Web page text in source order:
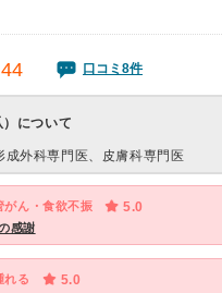
口コミ8件
について
成外科専門医、皮膚科専門医
がん・食欲不振 5.0
感謝
れる 5.0